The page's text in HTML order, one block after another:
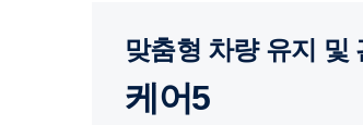
맞춤형 차량 유지
케어5